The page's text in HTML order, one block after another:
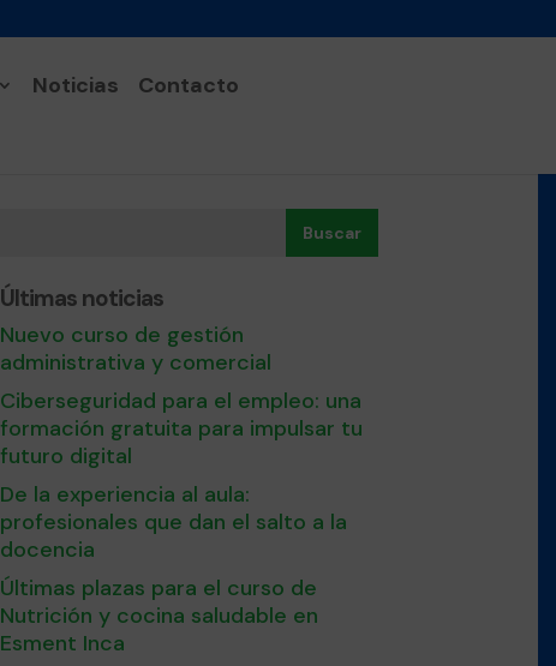
Noticias Contacto
Buscar
Últimas noticias
Nuevo curso de gestión
administrativa y comercial
Ciberseguridad para el empleo: una
formación gratuita para impulsar tu
futuro digital
De la experiencia al aula:
profesionales que dan el salto a la
docencia
Últimas plazas para el curso de
Nutrición y cocina saludable en
Esment Inca